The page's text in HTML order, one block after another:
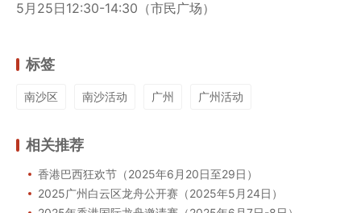
5月25日12:30-14:30（市民广场）
标签
南沙区 南沙活动 广州 广州活动
相关推荐
香港巴西狂欢节（2025年6月20日至29日）
2025广州白云区龙舟公开赛（2025年5月24日）